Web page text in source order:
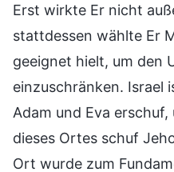
Erst wirkte Er nicht
stattdessen wählte Er
geeignet hielt, um den
einzuschränken. Israel
Adam und Eva
dieses Ortes schuf
Ort wurde zum